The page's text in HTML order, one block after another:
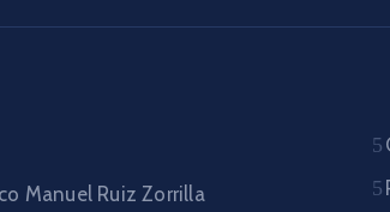
Manuel Ruiz Zorrilla